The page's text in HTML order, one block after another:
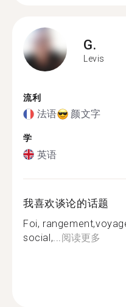
G.
Levis
流利
法语 颜文字
学
英语
我喜欢谈论的话题
Foi,
social,... 阅读更多